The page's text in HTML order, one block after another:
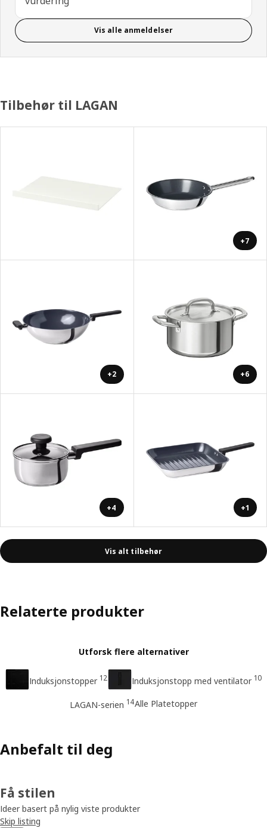
Vis alle anmeldelser
Tilbehør til LAGAN
+7
+2 +6
+4 +1
Vis alt tilbehør
Relaterte produkter
Utforsk flere alternativer
Induksjonstopper 12 Induksjonstopp med ventilator 10
LAGAN-serien 14Alle Platetopper
Anbefalt til deg
Få stilen
Ideer basert på nylig viste produkter
Skip listing